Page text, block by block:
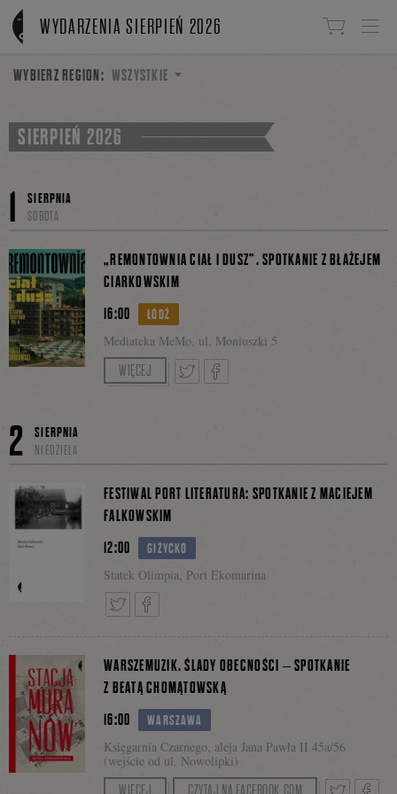
Linki do przejścia
WYDARZENIA SIERPIEŃ 2026
WYBIERZ REGION: WSZYSTKIE
SIERPIEŃ 2026
1
SIERPNIA
SOBOTA
16:00 ŁÓDŹ
Mediateka MeMo, ul. Moniuszki 5
„REMONTOWNIA CIAŁ I DUSZ”. SPOTKANIE Z BŁAŻEJEM
CIARKOWSKIM
Spotkanie poprowadzi Marta Madejska.
WIĘCEJ
się
2
SIERPNIA
NIEDZIELA
12:00 GIŻYCKO
Statek Olimpia, Port Ekomarina
FESTIWAL PORT LITERATURA: SPOTKANIE Z MACIEJEM
FALKOWSKIM
się
16:00 WARSZAWA
Księgarnia Czarnego, aleja Jana Pawła II 45a/56
(wejście od ul. Nowolipki)
WARSZEMUZIK. ŚLADY OBECNOŚCI – SPOTKANIE
Z BEATĄ CHOMĄTOWSKĄ
Serdecznie zapraszamy do Księgarni Czarnego na
WIĘCEJ CZYTAJ NA FACEBOOK.COM